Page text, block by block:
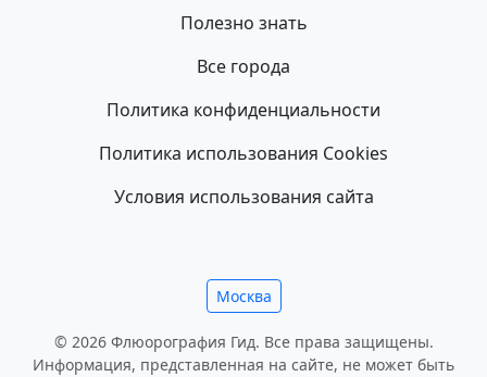
Полезно знать
Все города
Политика конфиденциальности
Политика использования Cookies
Условия использования сайта
Москва
© 2026 Флюорография Гид. Все права защищены.
Информация, представленная на сайте, не может быть